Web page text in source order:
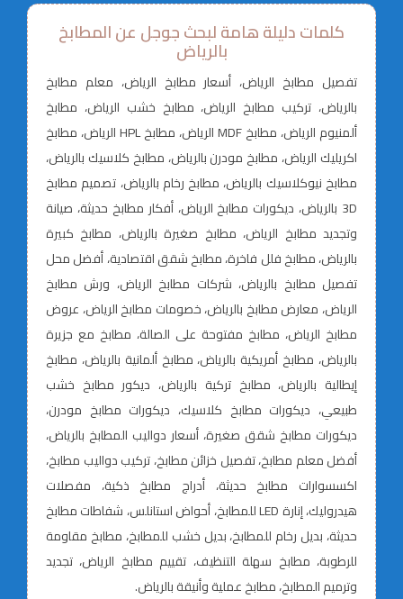
كلمات دليلة هامة لبحث جوجل عن المطابخ
بالرياض
تفصيل مطابخ الرياض، أسعار مطابخ الرياض، معلم مطابخ
بالرياض، تركيب مطابخ الرياض، مطابخ خشب الرياض، مطابخ
ألمنيوم الرياض، مطابخ MDF الرياض، مطابخ HPL الرياض، مطابخ
اكريليك الرياض، مطابخ مودرن بالرياض، مطابخ كلاسيك بالرياض،
مطابخ نيوكلاسيك بالرياض، مطابخ رخام بالرياض، تصميم مطابخ
3D بالرياض، ديكورات مطابخ الرياض، أفكار مطابخ حديثة، صيانة
وتجديد مطابخ الرياض، مطابخ صغيرة بالرياض، مطابخ كبيرة
بالرياض، مطابخ فلل فاخرة، مطابخ شقق اقتصادية، أفضل محل
تفصيل مطابخ بالرياض، شركات مطابخ الرياض، ورش مطابخ
الرياض، معارض مطابخ بالرياض، خصومات مطابخ الرياض، عروض
مطابخ الرياض، مطابخ مفتوحة على الصالة، مطابخ مع جزيرة
بالرياض، مطابخ أمريكية بالرياض، مطابخ ألمانية بالرياض، مطابخ
إيطالية بالرياض، مطابخ تركية بالرياض، ديكور مطابخ خشب
طبيعي، ديكورات مطابخ كلاسيك، ديكورات مطابخ مودرن،
ديكورات مطابخ شقق صغيرة، أسعار دواليب المطابخ بالرياض،
أفضل معلم مطابخ، تفصيل خزائن مطابخ، تركيب دواليب مطابخ،
اكسسوارات مطابخ حديثة، أدراج مطابخ ذكية، مفصلات
هيدروليك، إنارة LED للمطابخ، أحواض استانلس، شفاطات مطابخ
حديثة، بديل رخام للمطابخ، بديل خشب للمطابخ، مطابخ مقاومة
للرطوبة، مطابخ سهلة التنظيف، تقييم مطابخ الرياض، تجديد
وترميم المطابخ، مطابخ عملية وأنيقة بالرياض.